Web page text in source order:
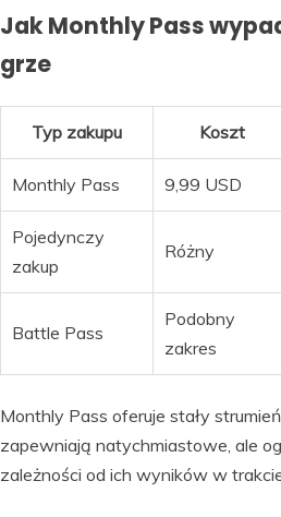
Jak Monthly Pass
grze
Typ zakupu Koszt
Monthly Pass 9,99 USD
Pojedynczy
zakup
Różny
Battle Pass
Podobny
zakres
Monthly Pass oferuje stały
zapewniają natychmiastowe, ale
zależności od ich wyników w